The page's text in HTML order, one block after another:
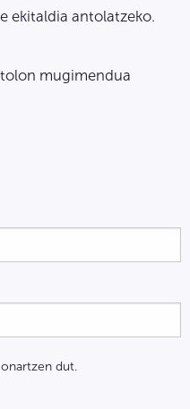
ekitaldia antolatzeko.
mugimendua
dut.